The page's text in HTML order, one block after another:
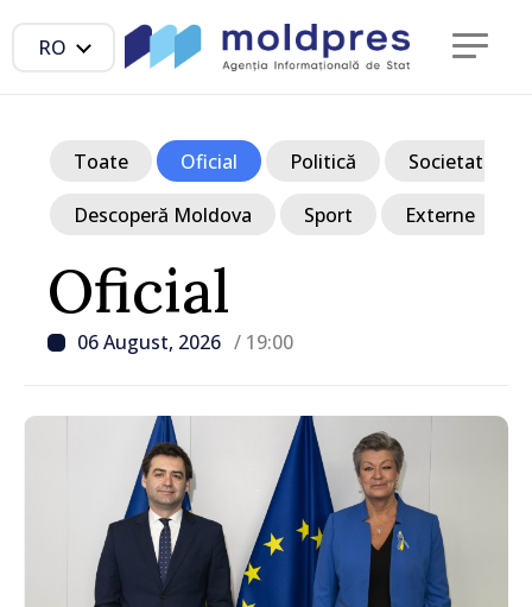
RO
Oficial
06 August, 2026 / 19:00
Toate Oficial Politică Societate
Descoperă Moldova Sport Externe